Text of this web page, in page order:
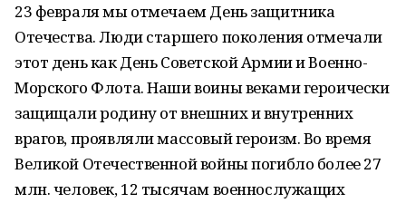
23 февраля мы отмечаем День защитника
Отечества. Люди старшего поколения отмечали
этот день как День Советской Армии и Военно-
Морского Флота. Наши воины веками героически
защищали родину от внешних и внутренних
врагов, проявляли массовый героизм. Во время
Великой Отечественной войны погибло более 27
млн. человек, 12 тысячам военнослужащих